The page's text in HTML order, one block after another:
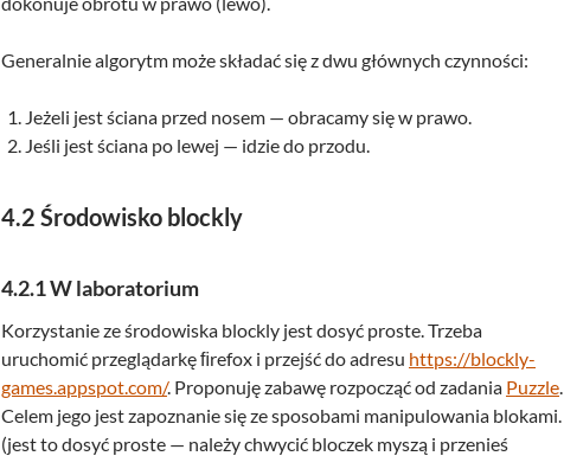
Generalnie algorytm może składać się z dwu głównych czynności:
Jeżeli jest ściana przed nosem — obracamy się w prawo.
Jeśli jest ściana po lewej — idzie do przodu.
4.2 Środowisko blockly
4.2.1W laboratorium
Korzystanie ze środowiska blockly jest dosyć proste. Trzeba
uruchomić przeglądarkę ﬁrefox i przejść do adresu https://blockly-
games.appspot.com/. Proponuję zabawę rozpocząć od zadania Puzzle.
Celem jego jest zapoznanie się ze sposobami manipulowania blokami.
(jest to dosyć proste — należy chwycić bloczek myszą i przenieś